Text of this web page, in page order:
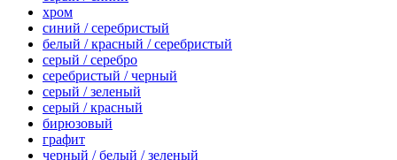
хром
синий / серебристый
белый / красный / серебристый
серый / серебро
серебристый / черный
серый / зеленый
серый / красный
бирюзовый
графит
черный / белый / зеленый